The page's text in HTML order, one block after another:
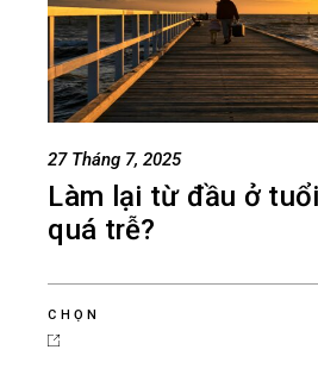
27 Tháng 7, 2025
Làm lại từ đầu ở
quá trễ?
CHỌN